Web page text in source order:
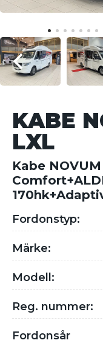
KABE
LXL
Kabe
Fordonstyp:
Märke:
Modell:
Reg. nummer:
Fordonsår